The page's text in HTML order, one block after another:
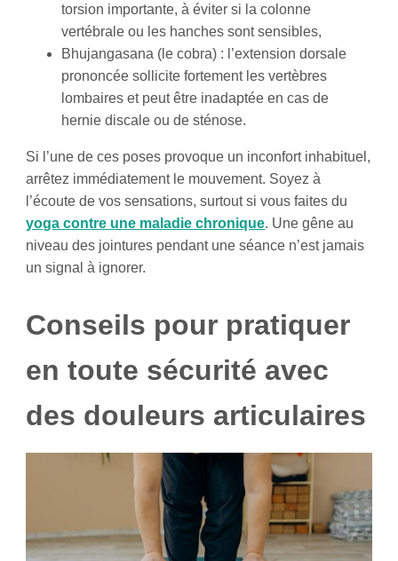
torsion importante, à éviter si la colonne
vertébrale ou les hanches sont sensibles,
Bhujangasana (le cobra) : l’extension dorsale
prononcée sollicite fortement les vertèbres
lombaires et peut être inadaptée en cas de
hernie discale ou de sténose.
Si l’une de ces poses provoque un inconfort inhabituel,
arrêtez immédiatement le mouvement. Soyez à
l’écoute de vos sensations, surtout si vous faites du
yoga contre une maladie chronique. Une gêne au
niveau des jointures pendant une séance n’est jamais
un signal à ignorer.
Conseils pour pratiquer
en toute sécurité avec
des douleurs articulaires